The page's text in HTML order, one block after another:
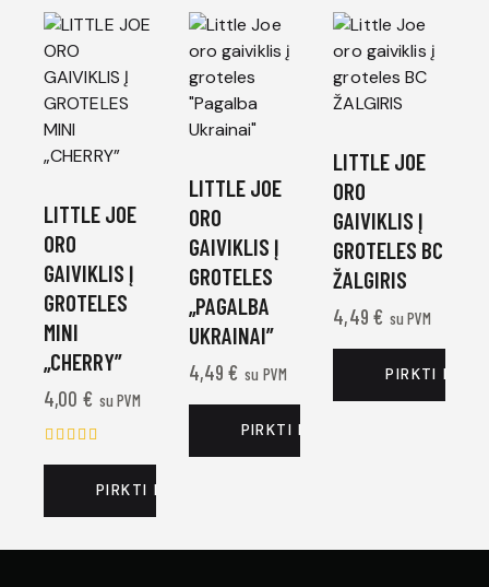
LITTLE JOE
ORO
GAIVIKLIS Į
GROTELES
MINI
„CHERRY”
4,00 € su PVM
PIRKTI DABAR
LITTLE JOE
ORO
GAIVIKLIS Į
GROTELES
„PAGALBA
UKRAINAI”
4,49€ su PVM
PIRKTI DABAR
LITTLE JOE
ORO
GAIVIKLIS Į
GROTELES BC
ŽALGIRIS
4,49 € su PVM
PIRKTI